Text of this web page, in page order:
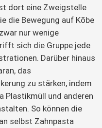
dort eine Zweigstelle
die Bewegung auf Kōbe
nur wenige
sich die Gruppe jede
Darüber hinaus
das
zu stärken, indem
Plastikmüll und anderen
So können die
selbst Zahnpasta